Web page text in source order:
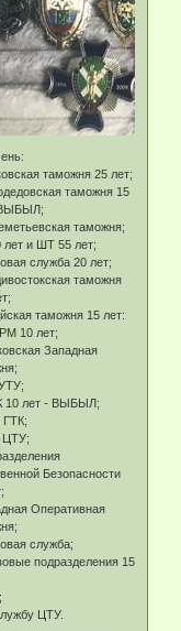
таможня 25 лет;
таможня 15
таможня;
лет и ШТ 55 лет;
служба 20 лет;
таможня
таможня 15 лет:
10 лет;
Западная
10 лет - ВЫБЫЛ;
Безопасности
Оперативная
служба;
подразделения 15
ЦТУ.